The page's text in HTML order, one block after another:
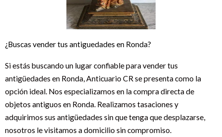
¿Buscas vender tus antiguedades en Ronda?
Si estás buscando un lugar confiable para vender tus
antigüedades en Ronda, Anticuario CR se presenta como la
opción ideal. Nos especializamos en la compra directa de
objetos antiguos en Ronda. Realizamos tasaciones y
adquirimos sus antigüedades sin que tenga que desplazarse,
nosotros le visitamos a domicilio sin compromiso.